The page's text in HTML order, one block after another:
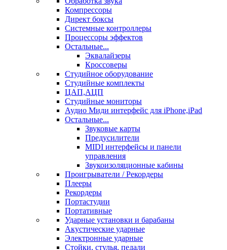
Компрессоры
Директ боксы
Системные контроллеры
Процессоры эффектов
Остальные...
Эквалайзеры
Кроссоверы
Студийное оборудование
Студийные комплекты
ЦАП,АЦП
Студийные мониторы
Аудио Миди интерфейс для iPhone,iPad
Остальные...
Звуковые карты
Предусилители
MIDI интерфейсы и панели
управления
Звукоизоляционные кабины
Проигрыватели / Рекордеры
Плееры
Рекордеры
Портастудии
Портативные
Ударные установки и барабаны
Акустические ударные
Электронные ударные
Стойки, стулья, педали